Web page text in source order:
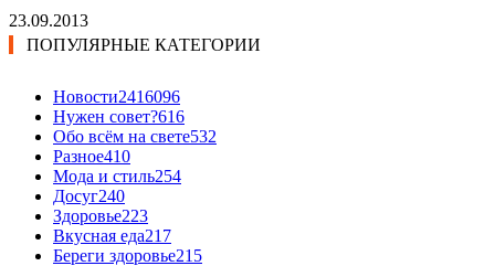
23.09.2013
ПОПУЛЯРНЫЕ КАТЕГОРИИ
Новости2416096
Нужен совет?616
Обо всём на свете532
Разное410
Мода и стиль254
Досуг240
Здоровье223
Вкусная еда217
Береги здоровье215